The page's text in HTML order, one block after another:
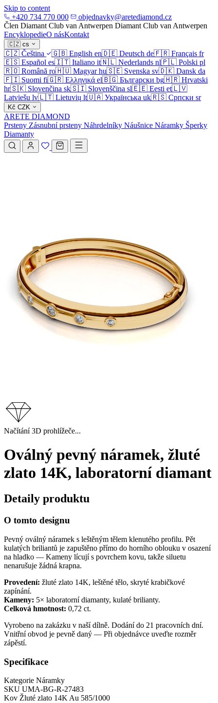
Skip to content
+420 734 770 000
objednavky@aretediamond.cz
Člen Diamant Club van Antwerpen Diamant Club van Antwerpen
EncyklopedieO násKontakt
🇨🇿 cs
🇨🇿 Čeština 🇬🇧 English en🇩🇪 Deutsch de🇫🇷 Français fr
🇪🇸 Español es🇮🇹 Italiano it🇳🇱 Nederlands nl🇵🇱 Polski pl
🇷🇴 Română ro🇭🇺 Magyar hu🇸🇪 Svenska sv🇩🇰 Dansk da
🇫🇮 Suomi fi🇬🇷 Ελληνικά el🇧🇬 Български bg🇭🇷 Hrvatski
hr🇸🇰 Slovenčina sk🇸🇮 Slovenščina sl🇪🇪 Eesti et🇱🇻
Latviešu lv🇱🇹 Lietuvių lt🇺🇦 Українська uk🇷🇸 Српски sr
Kč CZK
ARETE DIAMOND
Prsteny Zásnubní prsteny Náhrdelníky Náušnice Náramky Šperky
Diamanty
Načítání 3D prohlížeče...
Oválný pevný náramek, žluté
zlato 14K, laboratorní diamant
Detaily produktu
O tomto designu
Pevný oválný náramek s leštěným tělem klenutého profilu. Pět
kulatých briliantů je zapuštěno přímo do horního oblouku v osazení
na hladko — Kameny lícují s povrchem kovu, takže siluetu
nenarušuje žádná krapna.
Provedení: žluté zlato 14K, leštěné tělo, skryté krabičkové
zapínání.
Kameny: 5× laboratorní diamanty, kulaté brilianty.
Celková hmotnost: 0,72 ct.
Vyrobeno na zakázku v naší dílně. Dodání do 21 pracovních dní.
Vnitřní obvod je pevně daný — Při objednávce uveďte rozměr
zápěstí.
Specifikace
Kategorie Náramky
SKU UMA-BG-R-27483
Kov Žluté zlato 14KAu 585/1000